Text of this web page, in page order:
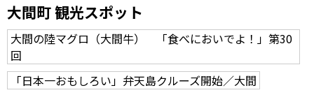
大間町 観光スポット
大間の陸マグロ（大間牛） 「食べにおいでよ！」第30
回
「日本一おもしろい」弁天島クルーズ開始／大間